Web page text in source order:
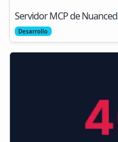
Servidor MCP de Nuanced
Desarrollo